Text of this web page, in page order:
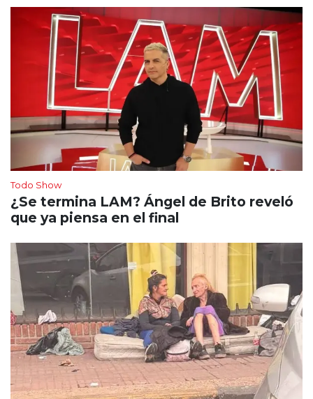
Todo Show
¿Se termina LAM? Ángel de Brito reveló
que ya piensa en el final